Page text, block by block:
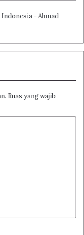
- Ahmad
Ruas yang wajib